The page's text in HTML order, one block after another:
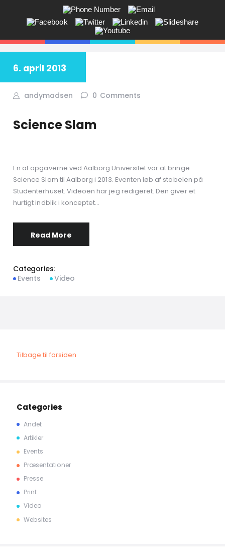
ANDY V.S. MADSEN:
KOMMUNIKATION, COACHING,
EVENTS, NETVÆRK,
Får du ikke sagt tingene på den rigtige måde? Savner du flere kunder
i butikken? Jeg hjælper dig!
6. april 2013
andymadsen 0 Comments
Science Slam
En af opgaverne ved Aalborg Universitet var at bringe
Science Slam til Aalborg i 2013. Eventen løb af stabelen på
Studenterhuset. Videoen har jeg redigeret. Den giver et
hurtigt indblik i konceptet…
Read More
Categories:
Events
Video
Tilbage til forsiden
Categories
Andet
Artikler
Events
Præsentationer
Presse
Print
Video
Websites